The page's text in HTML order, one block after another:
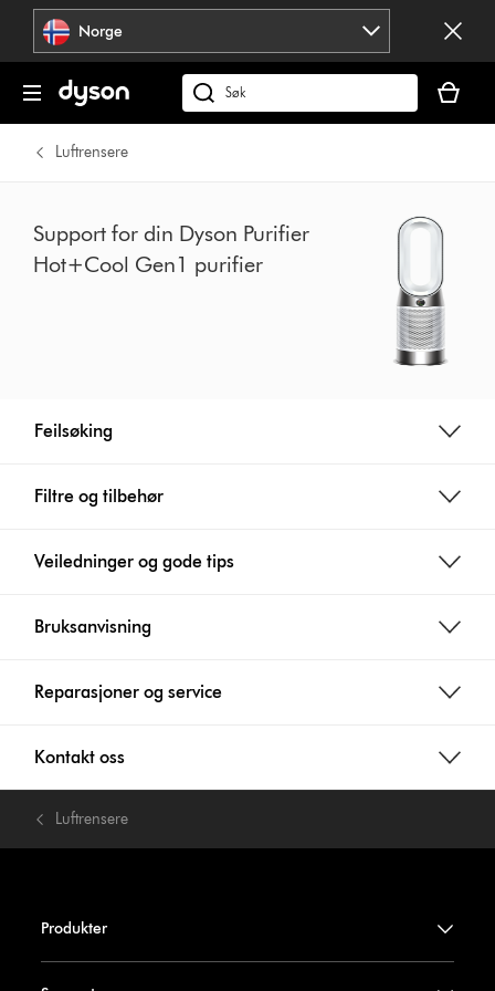
Hopp
navigering
Norge
Søk
på
din
er
Luftrensere
Support for din Dyson Purifier
Hot+Cool Gen1 purifier
Feilsøking
Filtre og tilbehør
Veiledninger og gode tips
Bruksanvisning
Reparasjoner og service
Kontakt oss
Luftrensere
Produkter